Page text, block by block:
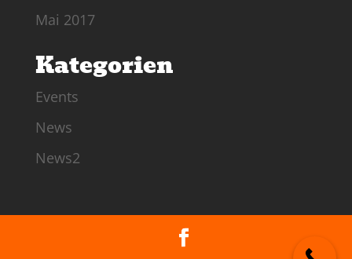
Mai 2017
Kategorien
Events
News
News2